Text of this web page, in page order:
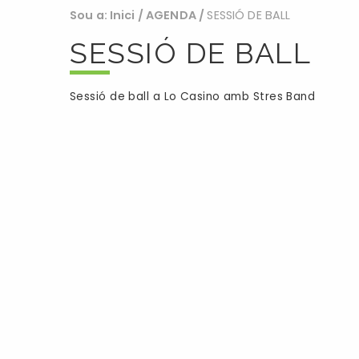
Sou a: Inici /AGENDA / SESSIÓ DE BALL
SESSIÓ DE BALL
Sessió de ball a Lo Casino amb Stres Band